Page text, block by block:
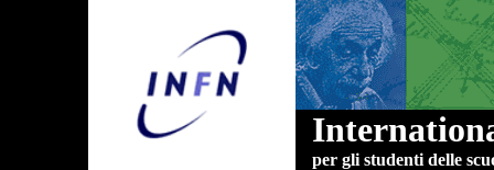
per gli studenti delle